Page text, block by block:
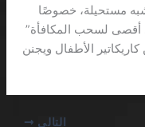
شبه مستحيلة، خصوصًا
أقصى لسحب المكافأة”
من كاريكاتير الأطفال ويجنن
التالي